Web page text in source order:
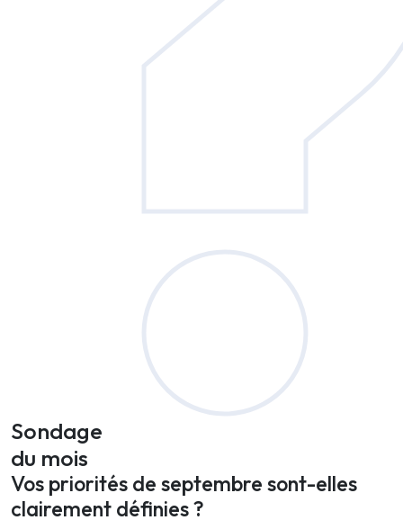
Sondage
du mois
Vos priorités de septembre sont-elles
clairement définies ?